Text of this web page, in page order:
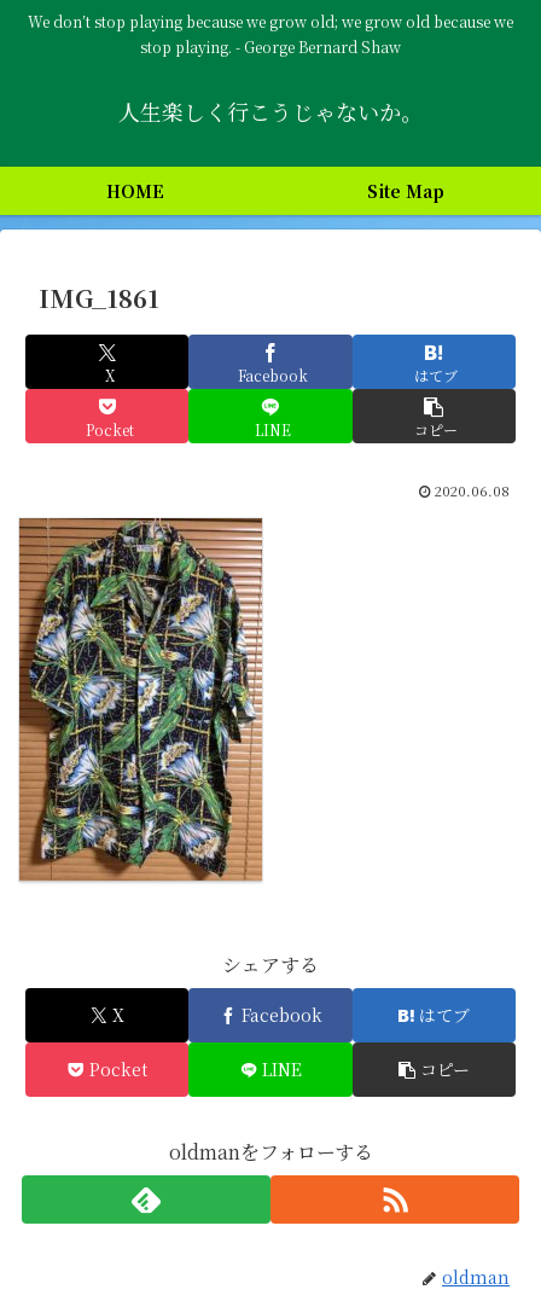
We don’t stop playing because we grow old; we grow old because we
stop playing. - George Bernard Shaw
人生楽しく行こうじゃないか。
HOME Site Map
IMG_1861
X Facebook はてブ
Pocket LINE コピー
2020.06.08
シェアする
X Facebook はてブ
Pocket LINE コピー
oldmanをフォローする
oldman